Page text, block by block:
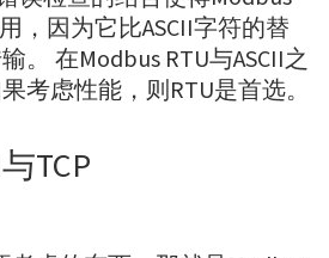
，因为它比ASCII字符的替
。 在Modbus RTU与ASCII之
考虑性能，则RTU是首选。
TCP